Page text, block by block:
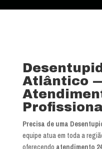
Atlântico
Precisa de uma
equipe atua em toda a
oferecendo atendimento